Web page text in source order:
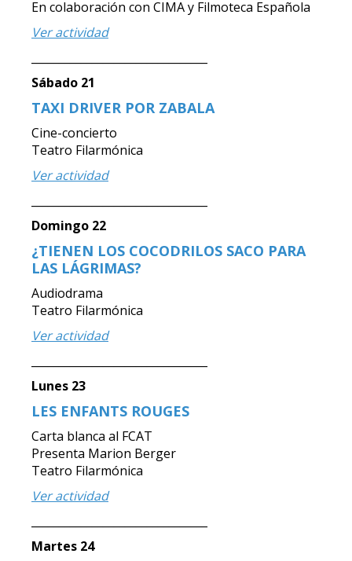
En colaboración con CIMA y Filmoteca Española
Ver actividad
Sábado 21
TAXI DRIVER POR ZABALA
Cine-concierto
Teatro Filarmónica
Ver actividad
Domingo 22
¿TIENEN LOS COCODRILOS SACO PARA
LAS LÁGRIMAS?
Audiodrama
Teatro Filarmónica
Ver actividad
Lunes 23
LES ENFANTS ROUGES
Carta blanca al FCAT
Presenta Marion Berger
Teatro Filarmónica
Ver actividad
Martes 24